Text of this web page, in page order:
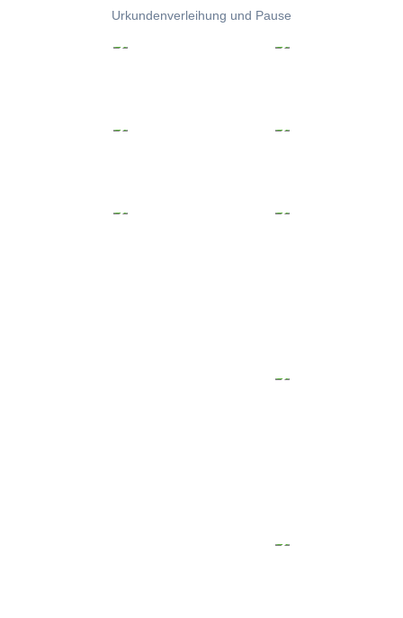
Urkundenverleihung und Pause